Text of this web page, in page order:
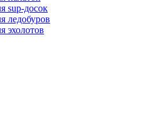
sup-досок
ледобуров
эхолотов